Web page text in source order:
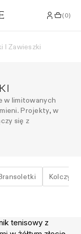
(0)
I Zawieszki
w limitowanych
Projekty, w
się z
Kolczyki